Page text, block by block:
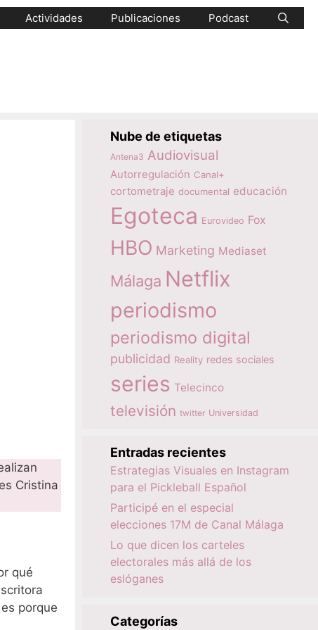
Actividades Publicaciones Podcast
Cristina
qué
porque
Nube de etiquetas
Antena3 Audiovisual
Autorregulación Canal+
cortometraje documental educación
Egoteca Eurovideo Fox
HBO Marketing Mediaset
Málaga Netflix
periodismo
periodismo digital
publicidad Reality redes sociales
series Telecinco
televisión twitter Universidad
Entradas recientes
Estrategias Visuales en Instagram
para el Pickleball Español
Participé en el especial
elecciones 17M de Canal Málaga
Lo que dicen los carteles
electorales más allá de los
eslóganes
Categorías